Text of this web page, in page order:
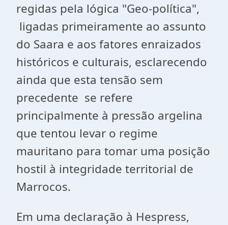
regidas pela lógica "Geo-política",
ligadas primeiramente ao assunto
do Saara e aos fatores enraizados
históricos e culturais, esclarecendo
ainda que esta tensão sem
precedente se refere
principalmente à pressão argelina
que tentou levar o regime
mauritano para tomar uma posição
hostil à integridade territorial de
Marrocos.
Em uma declaração à Hespress,